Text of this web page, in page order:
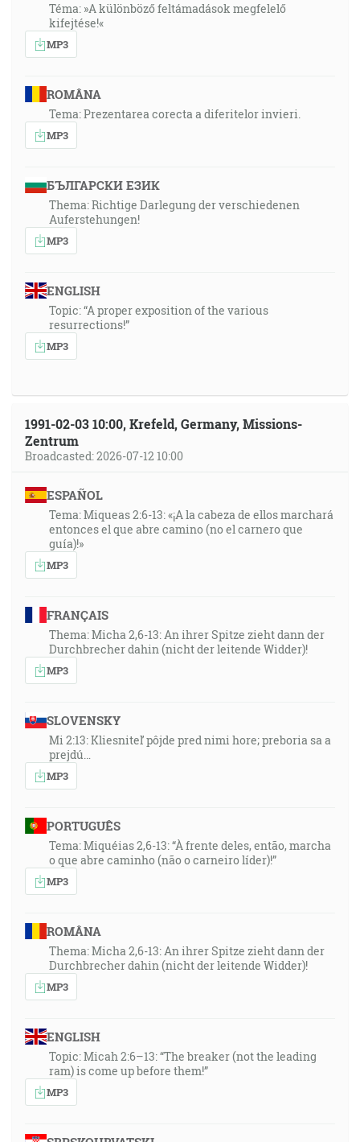
Téma: »A különböző feltámadások megfelelő
kifejtése!«
MP3
ROMÂNA
Tema: Prezentarea corecta a diferitelor invieri.
MP3
БЪЛГАРСКИ ЕЗИК
Thema: Richtige Darlegung der verschiedenen
Auferstehungen!
MP3
ENGLISH
Topic: “A proper exposition of the various
resurrections!”
MP3
1991-02-03 10:00, Krefeld, Germany, Missions-
Zentrum
Broadcasted: 2026-07-12 10:00
ESPAÑOL
Tema: Miqueas 2:6-13: «¡A la cabeza de ellos marchará
entonces el que abre camino (no el carnero que
guía)!»
MP3
FRANÇAIS
Thema: Micha 2,6-13: An ihrer Spitze zieht dann der
Durchbrecher dahin (nicht der leitende Widder)!
MP3
SLOVENSKY
Mi 2:13: Kliesniteľ pôjde pred nimi hore; preboria sa a
prejdú…
MP3
PORTUGUÊS
Tema: Miquéias 2,6-13: “À frente deles, então, marcha
o que abre caminho (não o carneiro líder)!”
MP3
ROMÂNA
Thema: Micha 2,6-13: An ihrer Spitze zieht dann der
Durchbrecher dahin (nicht der leitende Widder)!
MP3
ENGLISH
Topic: Micah 2:6–13: “The breaker (not the leading
ram) is come up before them!”
MP3